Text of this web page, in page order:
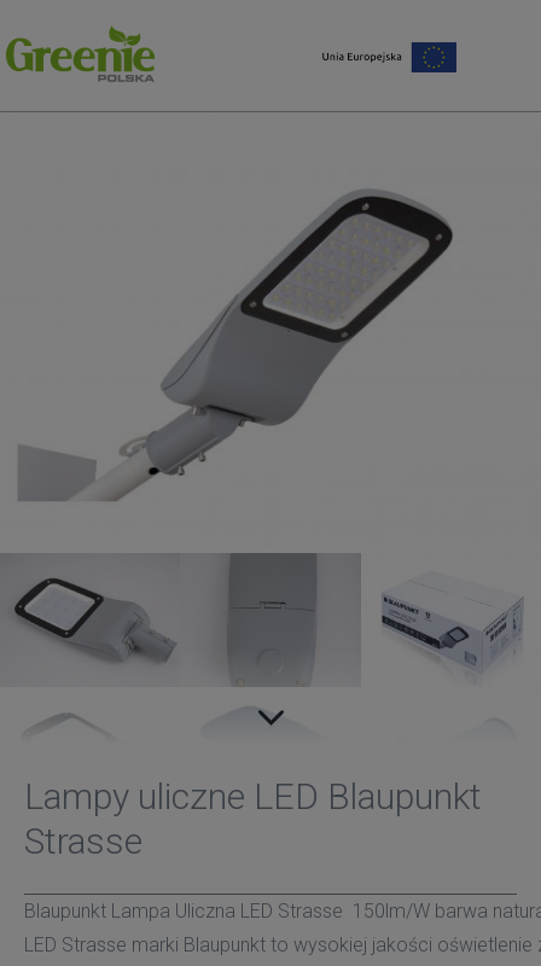
Lampy uliczne LED Blaupunkt
Strasse
Blaupunkt Lampa Uliczna LED Strasse 150lm/W barwa
LED Strasse marki Blaupunkt to wysokiej jakości oświetlenie